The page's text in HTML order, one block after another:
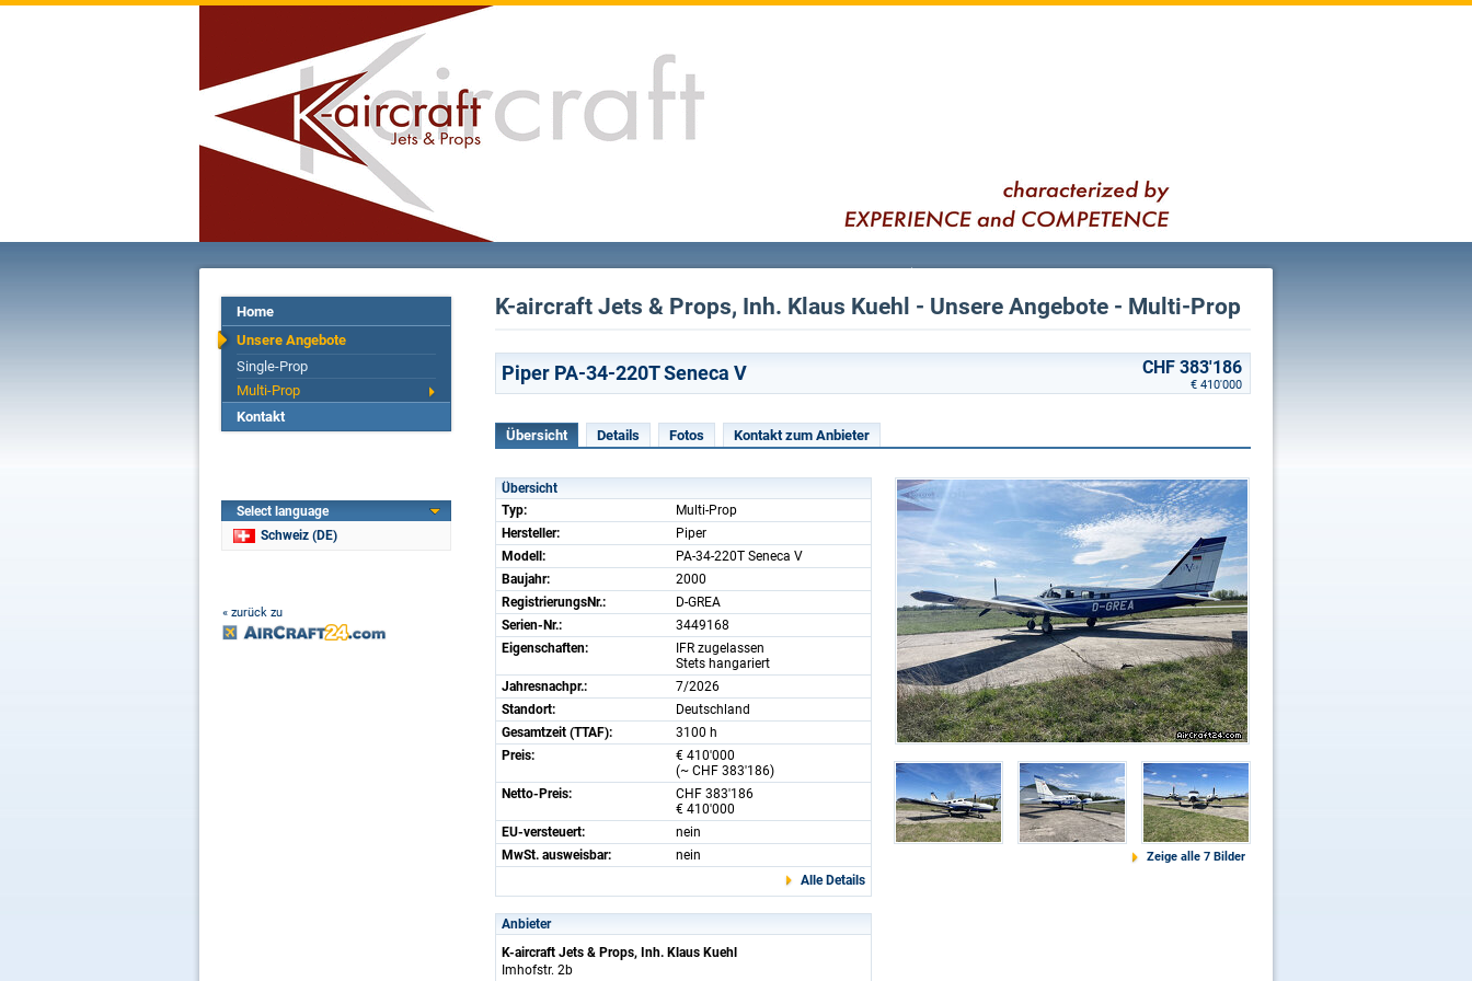
Home
Unsere Angebote
Single-Prop
Multi-Prop
Kontakt
Select language
Schweiz (DE)
« zurück zu
K-aircraft Jets & Props, Inh. Klaus Kuehl - Unsere Angebote - Multi-Prop
Piper PA-34-220T Seneca V CHF 383'186
€ 410'000
Übersicht Details Fotos Kontakt zum Anbieter
Übersicht
Typ:
Multi-Prop
Hersteller:
Piper
Modell:
PA-34-220T Seneca V
Baujahr:
2000
RegistrierungsNr.:
D-GREA
Serien-Nr.:
3449168
Eigenschaften:
IFR zugelassen
Stets hangariert
Jahresnachpr.:
7/2026
Standort:
Deutschland
Gesamtzeit (TTAF):
3100 h
Preis:
€ 410'000
(~ CHF 383'186)
Netto-Preis:
CHF 383'186
€ 410'000
EU-versteuert:
nein
MwSt. ausweisbar:
nein
Alle Details
Anbieter
K-aircraft Jets & Props, Inh. Klaus Kuehl
Imhofstr. 2b
Zeige alle 7 Bilder